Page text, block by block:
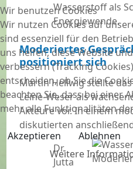
Wasserstoff als
Energiewende.
Moderiertes
positioniert sich
Martin Hellwig stellte
Leine-Weser als
Akteure vor. In einem
diskutierten
Dr.
Jutta
Wir benutzen Cookies
Wir nutzen Cookies auf
sind essenziell für den
uns helfen, diese Website
verbessern (Tracking
entscheiden, ob Sie die
beachten Sie, dass bei einer
mehr alle Funktionalitäten
Akzeptieren
Ablehnen
Weitere